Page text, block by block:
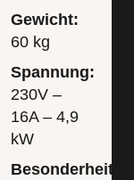
Gewicht:
60 kg
Spannung:
230V –
16A – 4,9
kW
Besonderheit: